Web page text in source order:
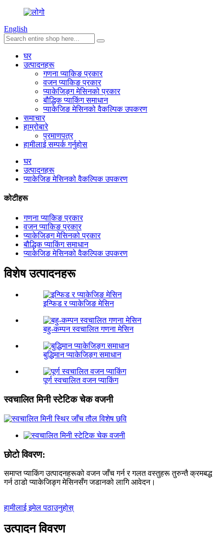
English
घर
उत्पादनहरू
गणना प्याकिङ प्रकार
वजन प्याकिङ प्रकार
प्याकेजिङ्ग मेसिनको प्रकार
बौद्धिक प्याकिंग समाधान
प्याकेजिङ मेसिनको वैकल्पिक उपकरण
समाचार
हाम्रोबारे
प्रमाणपत्र
हामीलाई सम्पर्क गर्नुहोस
घर
उत्पादनहरू
प्याकेजिङ मेसिनको वैकल्पिक उपकरण
कोटीहरू
गणना प्याकिङ प्रकार
वजन प्याकिङ प्रकार
प्याकेजिङ्ग मेसिनको प्रकार
बौद्धिक प्याकिंग समाधान
प्याकेजिङ मेसिनको वैकल्पिक उपकरण
विशेष उत्पादनहरू
इन्फिड र प्याकेजिङ मेसिन
बहु-कम्पन स्वचालित गणना मेसिन
बुद्धिमान प्याकेजिङ्ग समाधान
पूर्ण स्वचालित वजन प्याकिंग
स्वचालित मिनी स्टेटिक चेक वजनी
छोटो विवरण:
समाप्त प्याकिंग उत्पादनहरूको वजन जाँच गर्न र गलत वस्तुहरू तुरुन्तै क्रमबद्ध
गर्न ठाडो प्याकेजिङ्ग मेसिनसँग जडानको लागि आवेदन।
हामीलाई इमेल पठाउनुहोस्
उत्पादन विवरण